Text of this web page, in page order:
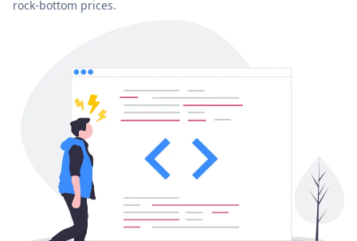
rock-bottom prices.